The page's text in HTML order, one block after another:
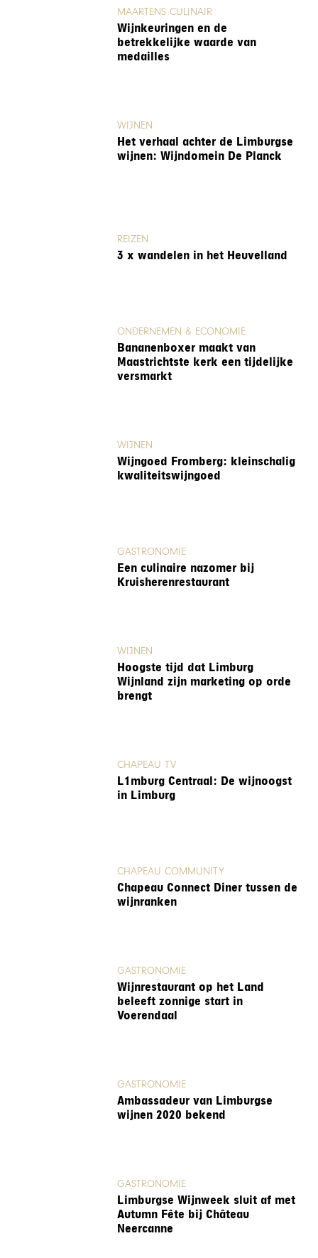
MAARTENS CULINAIR
Wijnkeuringen en de
betrekkelijke waarde van
medailles
WIJNEN
Het verhaal achter de Limburgse
wijnen: Wijndomein De Planck
REIZEN
3 x wandelen in het Heuvelland
ONDERNEMEN & ECONOMIE
Bananenboxer maakt van
Maastrichtste kerk een tijdelijke
versmarkt
WIJNEN
Wijngoed Fromberg: kleinschalig
kwaliteitswijngoed
GASTRONOMIE
Een culinaire nazomer bij
Kruisherenrestaurant
WIJNEN
Hoogste tijd dat Limburg
Wijnland zijn marketing op orde
brengt
CHAPEAU TV
L1mburg Centraal: De wijnoogst
in Limburg
CHAPEAU COMMUNITY
Chapeau Connect Diner tussen de
wijnranken
GASTRONOMIE
Wijnrestaurant op het Land
beleeft zonnige start in
Voerendaal
GASTRONOMIE
Ambassadeur van Limburgse
wijnen 2020 bekend
GASTRONOMIE
Limburgse Wijnweek sluit af met
Autumn Fête bij Château
Neercanne